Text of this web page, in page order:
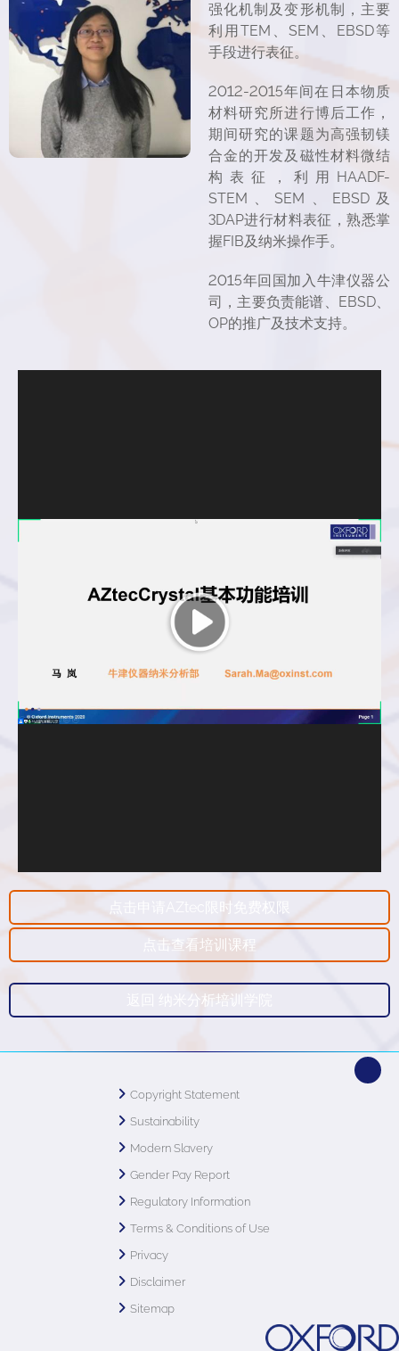
强化机制及变形机制，主要
利用TEM、SEM、EBSD等
手段进行表征。
2012-2015年间在日本物质
材料研究所进行博后工作，
期间研究的课题为高强韧镁
合金的开发及磁性材料微结
构表征，利用HAADF-
STEM、SEM、EBSD及
3DAP进行材料表征，熟悉掌
握FIB及纳米操作手。
2015年回国加入牛津仪器公
司，主要负责能谱、EBSD、
OP的推广及技术支持。
点击申请AZtec限时免费权限
点击查看培训课程
返回 纳米分析培训学院
Copyright Statement
Sustainability
Modern Slavery
Gender Pay Report
Regulatory Information
Terms & Conditions of Use
Privacy
Disclaimer
Sitemap